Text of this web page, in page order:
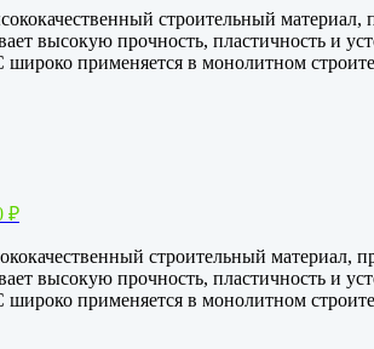
строительный материал,
высокую прочность, пластичность и
широко применяется в монолитном
₽
строительный материал,
высокую прочность, пластичность и
широко применяется в монолитном